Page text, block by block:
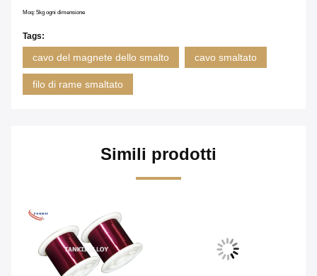
Moq: 5kg ogni dimensione
Tags:
cavo del magnete dello smalto cavo smaltato
filo di rame smaltato
Simili prodotti